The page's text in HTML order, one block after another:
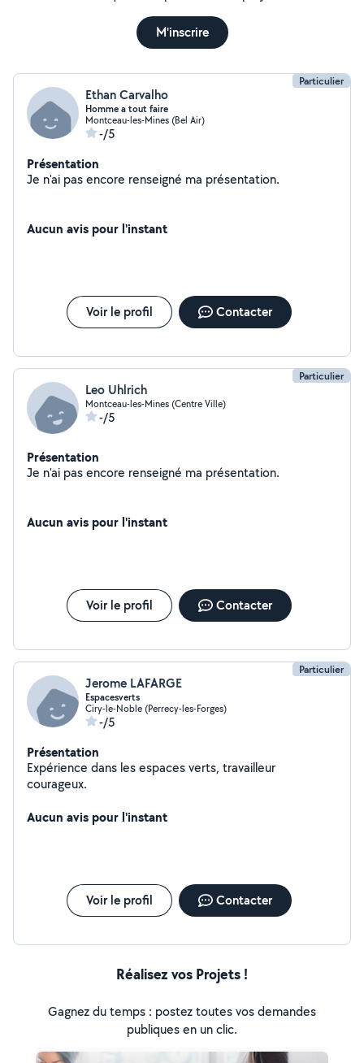
M'inscrire
Particulier
Ethan Carvalho
Homme a tout faire
Montceau-les-Mines (Bel Air)
-/5
Présentation
Je n'ai pas encore renseigné ma présentation.
Aucun avis pour l'instant
Voir le profil Contacter
Particulier
Leo Uhlrich
Montceau-les-Mines (Centre Ville)
-/5
Présentation
Je n'ai pas encore renseigné ma présentation.
Aucun avis pour l'instant
Voir le profil Contacter
Particulier
Jerome LAFARGE
Espacesverts
Ciry-le-Noble (Perrecy-les-Forges)
-/5
Présentation
Expérience dans les espaces verts, travailleur
courageux.
Aucun avis pour l'instant
Voir le profil Contacter
Réalisez vos Projets !
Gagnez du temps : postez toutes vos demandes
publiques en un clic.